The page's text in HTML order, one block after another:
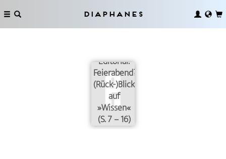
Diaphanes
Editorial:
Feierabend?
(Rück-)Blicke
auf
»Wissen«
(S. 7 – 16)